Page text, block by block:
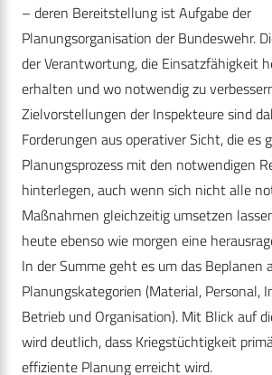
– deren Bereitstellung ist Aufgabe der
Planungsorganisation der Bundeswehr.
der Verantwortung, die Einsatzfähigkeit
erhalten und wo notwendig zu
Zielvorstellungen der Inspekteure sind
Forderungen aus operativer Sicht, die es
Planungsprozess mit den notwendigen
hinterlegen, auch wenn sich nicht alle
Maßnahmen gleichzeitig umsetzen
heute ebenso wie morgen eine
In der Summe geht es um das Beplanen
Planungskategorien (Material, Personal,
Betrieb und Organisation). Mit Blick auf
wird deutlich, dass Kriegstüchtigkeit
effiziente Planung erreicht wird.